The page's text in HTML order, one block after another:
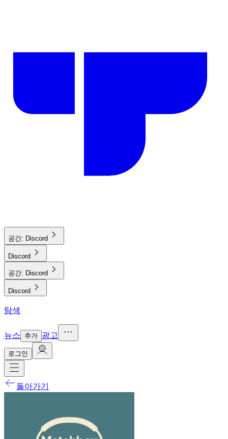
공간: Discord
Discord
공간: Discord
Discord
탐색
뉴스 추가 광고
로그인
돌아가기